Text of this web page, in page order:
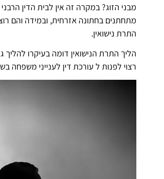
מבני הזוג? במקרה זה אין לבית הדין
מתחתנים בחתונה אזרחית, ובמידה והם
התרת נישואין.
הליך התרת הנישואין דומה בעיקרו להליך
רצוי לפנות ל עורכת דין לענייני משפחה